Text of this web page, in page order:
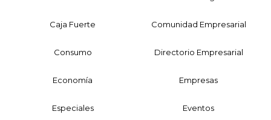
Caja Fuerte Comunidad Empresarial
Consumo Directorio Empresarial
Economía Empresas
Especiales Eventos